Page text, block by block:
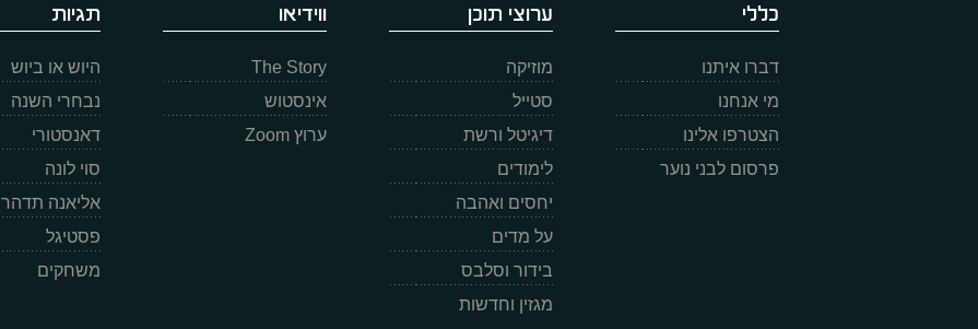
כללי
דברו איתנו
מי אנחנו
הצטרפו אלינו
פרסום לבני נוער
ערוצי תוכן
מוזיקה
סטייל
דיגיטל ורשת
לימודים
יחסים ואהבה
על מדים
בידור וסלבס
מגזין וחדשות
ווידיאו
The Story
אינסטוש
ערוץ Zoom
תגיות
היוש או ביוש
נבחרי השנה
דאנסטורי
סוי לונה
אליאנה תדהר
פסטיגל
משחקים